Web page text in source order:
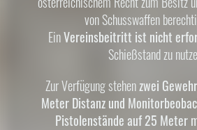
von Schusswaffen
EinVereinsbeitritt ist nicht
Schießstand zu
Zur Verfügung stehenzwei
Meter Distanz und
Pistolenstände auf 25 Meter